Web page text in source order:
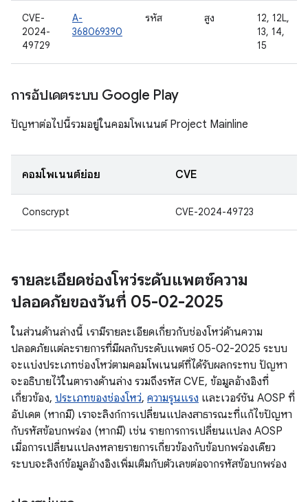
CVE-
2024-
49729
A-
368069390
รหัส สูง
12, 12L,
13, 14,
15
การอัปเดตระบบ Google Play
ปัญหาต่อไปนี้รวมอยู่ในคอมโพเนนต์ Project Mainline
คอมโพเนนต์ย่อย CVE
Conscrypt CVE-2024-49723
รายละเอียดช่องโหว่ระดับแพตช์ความ
ปลอดภัยของวันที่ 05-02-2025
ในส่วนด้านล่างนี้ เรามีรายละเอียดเกี่ยวกับช่องโหว่ด้านความ
ปลอดภัยแต่ละรายการที่มีผลกับระดับแพตช์ 05-02-2025 ระบบ
จะแบ่งประเภทช่องโหว่ตามคอมโพเนนต์ที่ได้รับผลกระทบ ปัญหา
จะอธิบายไว้ในตารางด้านล่าง รวมถึงรหัส CVE, ข้อมูลอ้างอิงที่
เกี่ยวข้อง, ประเภทของช่องโหว่, ความรุนแรง และเวอร์ชัน AOSP ที่
อัปเดต (หากมี) เราจะลิงก์การเปลี่ยนแปลงสาธารณะที่แก้ไขปัญหา
กับรหัสข้อบกพร่อง (หากมี) เช่น รายการการเปลี่ยนแปลง AOSP
เมื่อการเปลี่ยนแปลงหลายรายการเกี่ยวข้องกับข้อบกพร่องเดียว
ระบบจะลิงก์ข้อมูลอ้างอิงเพิ่มเติมกับตัวเลขต่อจากรหัสข้อบกพร่อง